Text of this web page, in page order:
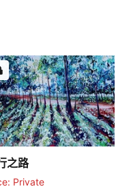
之路
Private